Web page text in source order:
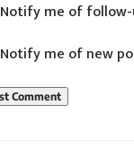
Notify me of
Notify me of new